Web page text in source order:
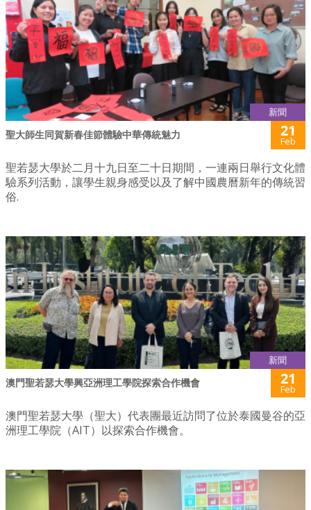
新聞
聖大師生同賀新春佳節體驗中華傳統魅力 21
Feb
聖若瑟大學於二月十九日至二十日期間，一連兩日舉行文化體
驗系列活動，讓學生親身感受以及了解中國農曆新年的傳統習
俗.
新聞
澳門聖若瑟大學興亞洲理工學院探索合作機會 21
Feb
澳門聖若瑟大學（聖大）代表團最近訪問了位於泰國曼谷的亞
洲理工學院（AIT）以探索合作機會。